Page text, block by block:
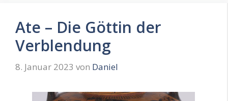
Ate – Die Göttin der
Verblendung
8. Januar 2023 von Daniel